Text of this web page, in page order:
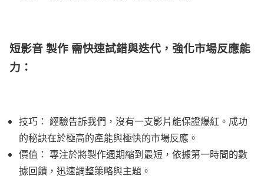
短影音 製作 需快速試錯與迭代，強化市場反應能
力：
技巧： 經驗告訴我們，沒有一支影片能保證爆紅。成功
的秘訣在於極高的產能與極快的市場反應。
價值： 專注於將製作週期縮到最短，依據第一時間的數
據回饋，迅速調整策略與主題。